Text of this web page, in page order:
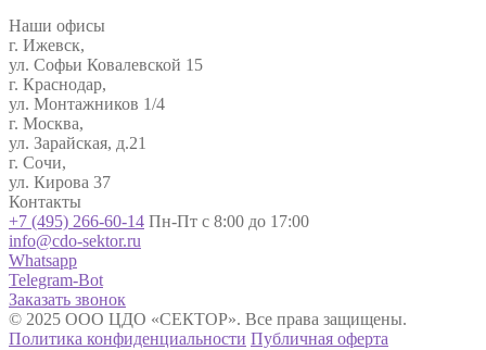
Наши офисы
г. Ижевск,
ул. Софьи Ковалевской 15
г. Краснодар,
ул. Монтажников 1/4
г. Москва,
ул. Зарайская, д.21
г. Сочи,
ул. Кирова 37
Контакты
+7 (495) 266-60-14 Пн-Пт с 8:00 до 17:00
info@cdo-sektor.ru
Whatsapp
Telegram-Bot
Заказать звонок
© 2025 ООО ЦДО «СЕКТОР». Все права защищены.
Политика конфиденциальности Публичная оферта